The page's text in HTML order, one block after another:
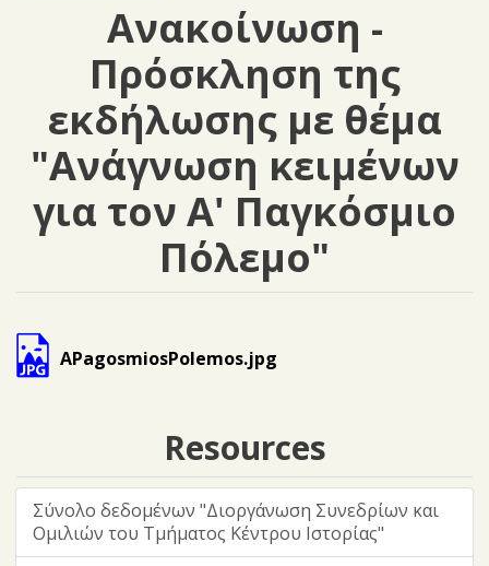
Ανακοίνωση -
Πρόσκληση της
εκδήλωσης με θέμα
"Ανάγνωση κειμένων
για τον Α' Παγκόσμιο
Πόλεμο"
APagosmiosPolemos.jpg
Resources
Σύνολο δεδομένων "Διοργάνωση Συνεδρίων και
Ομιλιών του Τμήματος Κέντρου Ιστορίας"